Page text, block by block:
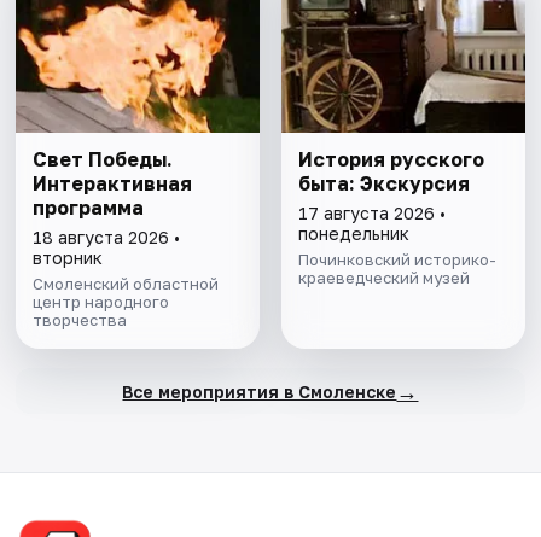
Свет Победы.
Интерактивная
программа
18 августа 2026 •
вторник
Смоленский областной
центр народного
творчества
История русского
быта: Экскурсия
17 августа 2026 •
понедельник
Починковский историко-
краеведческий музей
Все мероприятия в Смоленске →